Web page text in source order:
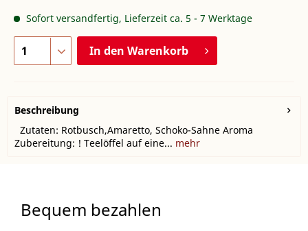
Sofort versandfertig, Lieferzeit ca. 5 - 7 Werktage
In den Warenkorb
Beschreibung
Zutaten: Rotbusch,Amaretto, Schoko-Sahne Aroma
Zubereitung: ! Teelöffel auf eine... mehr
Bequem bezahlen